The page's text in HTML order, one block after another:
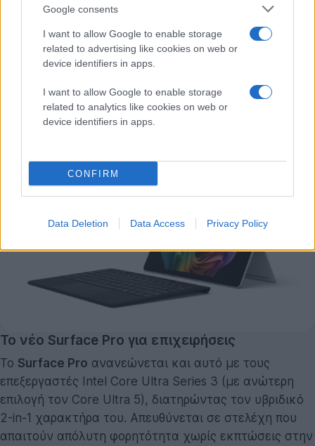
Google consents
I want to allow Google to enable storage
related to advertising like cookies on web or
device identifiers in apps.
I want to allow Google to enable storage
related to analytics like cookies on web or
device identifiers in apps.
CONFIRM
Data Deletion Data Access Privacy Policy
πάνελ στις καταναλωτικές εκδόσεις που θα
Αξιοσημείωτη είναι και η αλλαγή στο trackpad, το
προσφέροντας απόλυτη ακρίβεια και
παραμετροποίηση της πίεσης μέσω των ρυθμίσεων
Το νέο Surface Pro για επιχειρήσεις
Το Surface Pro ανανεώνεται και αυτό με τους
επεξεργαστές Intel Core Ultra Series 3 (με ανώτερη
επιλογή τον Core Ultra 5), διατηρώντας τον υβριδικό
2-in-1 χαρακτήρα του. Απευθύνεται σε στελέχη που
απαιτούν απόλυτη φορητότητα χωρίς εκπτώσεις στην